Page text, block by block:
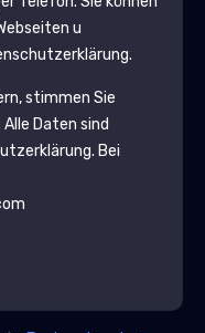
u
stimmen Sie
Daten sind
. Bei